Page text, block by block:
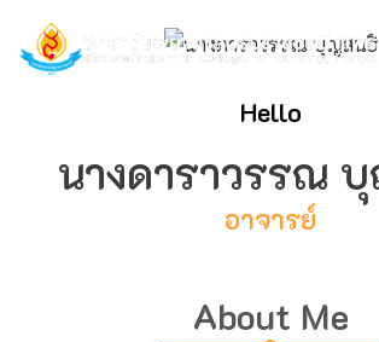
Hello
นางดาราวรรณ
อาจารย์
About Me